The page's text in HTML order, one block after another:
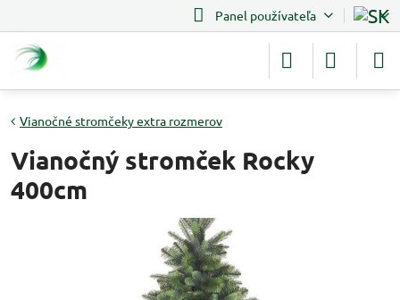
Panel používateľa
Vianočné stromčeky extra rozmerov
Vianočný stromček Rocky
400cm